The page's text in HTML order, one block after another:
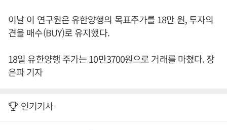
이날 이 연구원은 유한양행의 목표주가를 18만 원, 투자의
견을 매수(BUY)로 유지했다.
18일 유한양행 주가는 10만3700원으로 거래를 마쳤다. 장
은파 기자
인기기사